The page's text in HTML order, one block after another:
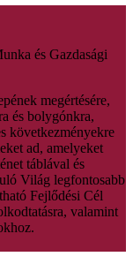
és Gazdasági
megértésére,
és bolygónkra,
következményekre
ad, amelyeket
táblával és
Világ legfontosabb
Fejlődési Cél
valamint